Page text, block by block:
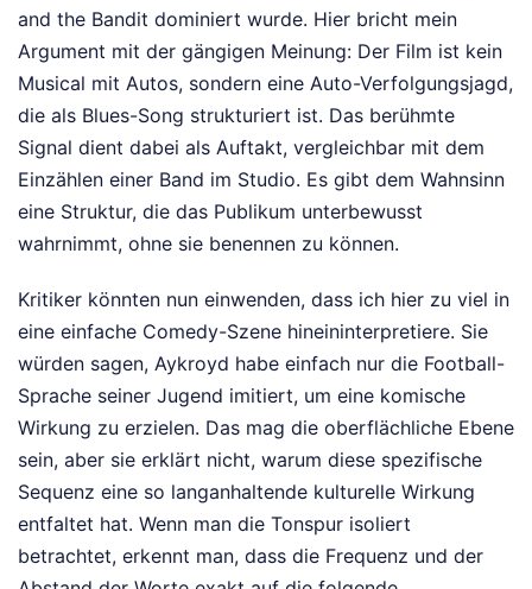
and the Bandit dominiert wurde. Hier bricht mein
Argument mit der gängigen Meinung: Der Film ist kein
Musical mit Autos, sondern eine Auto-Verfolgungsjagd,
die als Blues-Song strukturiert ist. Das berühmte
Signal dient dabei als Auftakt, vergleichbar mit dem
Einzählen einer Band im Studio. Es gibt dem Wahnsinn
eine Struktur, die das Publikum unterbewusst
wahrnimmt, ohne sie benennen zu können.
Kritiker könnten nun einwenden, dass ich hier zu viel in
eine einfache Comedy-Szene hineininterpretiere. Sie
würden sagen, Aykroyd habe einfach nur die Football-
Sprache seiner Jugend imitiert, um eine komische
Wirkung zu erzielen. Das mag die oberflächliche Ebene
sein, aber sie erklärt nicht, warum diese spezifische
Sequenz eine so langanhaltende kulturelle Wirkung
entfaltet hat. Wenn man die Tonspur isoliert
betrachtet, erkennt man, dass die Frequenz und der